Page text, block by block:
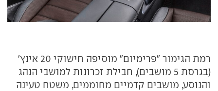
רמת הגימור "פרימיום" מוסיפה חישוקי 20 אינץ'
(בגרסת 5 מושבים), חבילת זכרונות למושבי הנהג
והנוסע, מושבים קדמיים מחוממים, משטח טעינה